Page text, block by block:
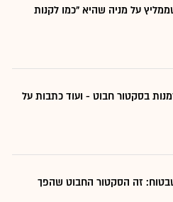
על מניה שהיא "כמו לקנות
בסקטור חבוט - ועוד כתבות על
זה הסקטור החבוט שהפך